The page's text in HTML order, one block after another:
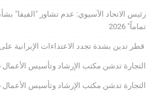
رئيس الاتحاد الآسيوي: عدم تشاور "الفيفا"
تماماً" 2026
قطر تدين بشدة تجدد الاعتداءات الإيرانية على
التجارة تدشن مكتب الإرشاد وتأسيس الأعمال 2026
التجارة تدشن مكتب الإرشاد وتأسيس الأعمال 2026